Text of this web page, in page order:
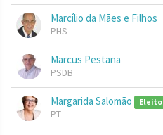
Marcílio da Mães e Filhos
PHS
Marcus Pestana
PSDB
Margarida Salomão Eleito
PT